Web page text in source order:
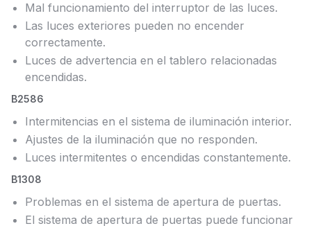
Mal funcionamiento del interruptor de las luces.
Las luces exteriores pueden no encender
correctamente.
Luces de advertencia en el tablero relacionadas
encendidas.
B2586
Intermitencias en el sistema de iluminación interior.
Ajustes de la iluminación que no responden.
Luces intermitentes o encendidas constantemente.
B1308
Problemas en el sistema de apertura de puertas.
El sistema de apertura de puertas puede funcionar